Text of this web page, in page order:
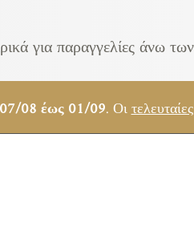
για παραγγελίες άνω
07/08 έως 01/09. Οι